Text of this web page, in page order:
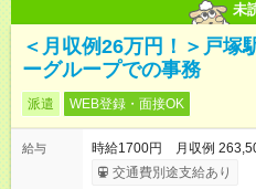
未
＜月収例26万円！＞戸塚
ーグループでの事務
派遣 WEB登録・面接OK
給与
時給1700円 月収例
交通費別途支給あり